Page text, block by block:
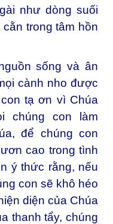
như dòng suối
trong tâm hồn
sống và ân
cành nho được
tạ ơn vì Chúa
chúng con làm
để chúng con
cao trong tình
ý thức rằng, nếu
con sẽ khô héo
diện của Chúa
thanh tẩy, chúng